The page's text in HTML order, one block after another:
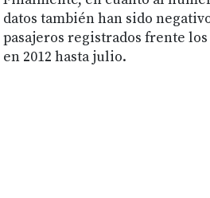
datos también han sido
pasajeros registrados frente
en 2012 hasta julio.